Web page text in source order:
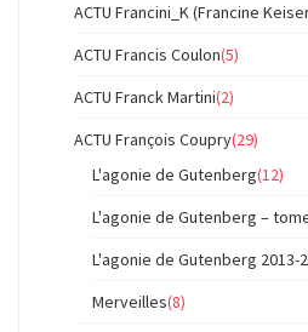
ACTU Francini_K (Francine
ACTU Francis Coulon(5)
ACTU Franck Martini(2)
ACTU François Coupry(29)
L'agonie de Gutenberg(12)
L'agonie de Gutenberg –
L'agonie de Gutenberg 2013-
Merveilles(8)